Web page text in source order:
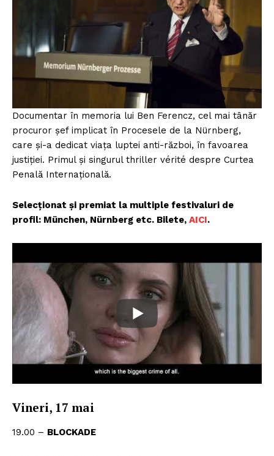
Documentar în memoria lui Ben Ferencz, cel mai tânăr
procuror șef implicat în Procesele de la Nürnberg,
care și-a dedicat viața luptei anti-război, în favoarea
justiției. Primul și singurul thriller vérité despre Curtea
Penală Internațională.
Selecționat și premiat la multiple festivaluri de
profil: München, Nürnberg etc. Bilete, AICI.
Vineri, 17 mai
19.00 – BLOCKADE